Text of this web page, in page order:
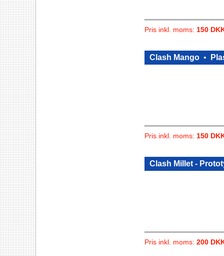
Pris inkl. moms: 150
Clash Mango •
Pris inkl. moms: 150
Clash Millet -
Pris inkl. moms: 200